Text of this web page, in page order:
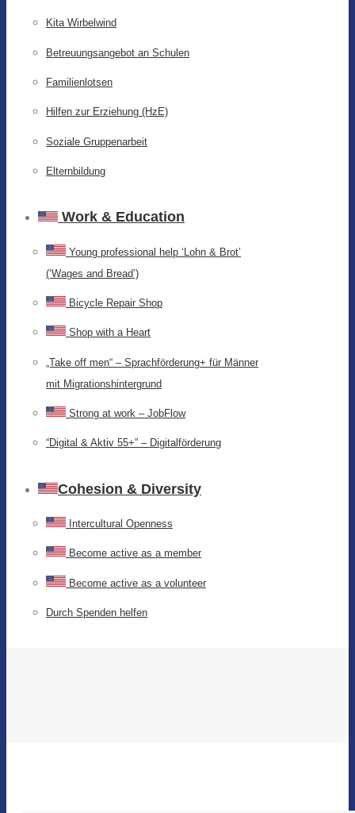
Kita Wirbelwind
Betreuungsangebot an Schulen
Familienlotsen
Hilfen zur Erziehung (HzE)
Soziale Gruppenarbeit
Elternbildung
Work & Education
Young professional help ‘Lohn & Brot’
(‘Wages and Bread’)
Bicycle Repair Shop
Shop with a Heart
„Take off men“ – Sprachförderung+ für Männer
mit Migrationshintergrund
Strong at work – JobFlow
“Digital & Aktiv 55+” – Digitalförderung
Cohesion & Diversity
Intercultural Openness
Become active as a member
Become active as a volunteer
Durch Spenden helfen